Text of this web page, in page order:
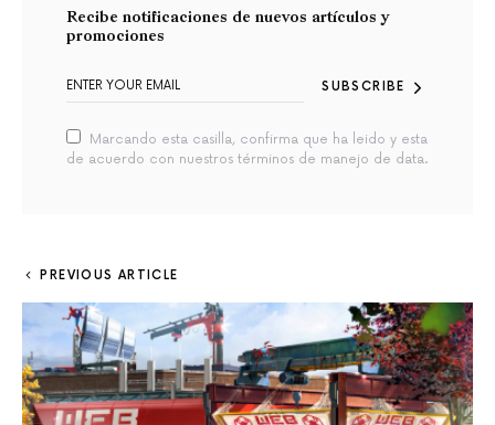
Recibe notificaciones de nuevos artículos y
promociones
SUBSCRIBE
Marcando esta casilla, confirma que ha leido y esta
de acuerdo con nuestros términos de manejo de data.
PREVIOUS ARTICLE